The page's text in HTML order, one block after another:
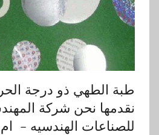
طبة الطهي ذو درجة
نقدمها نحن شركة
للصناعات الهندسيه –